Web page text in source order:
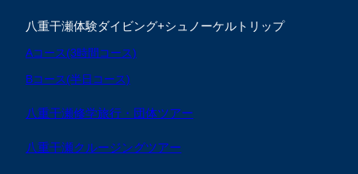
八重干瀬体験ダイビング+シュノーケルトリップ
Aコース(3時間コース)
Bコース(半日コース)
八重干瀬修学旅行・団体ツアー
八重干瀬クルージングツアー